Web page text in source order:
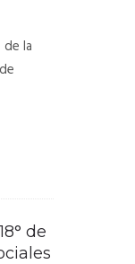
de la
de